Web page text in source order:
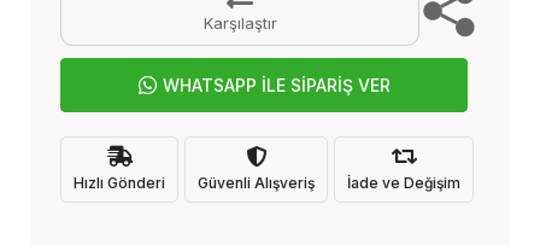
Karşılaştır
WHATSAPP İLE SİPARİŞ VER
Hızlı Gönderi Güvenli Alışveriş İade ve Değişim